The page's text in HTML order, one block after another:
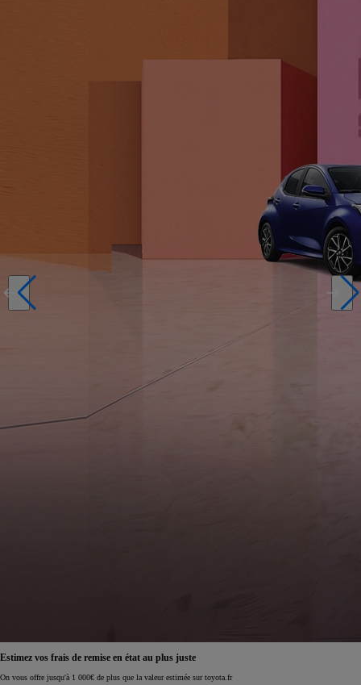
Réservez en ligne votre occasion pour 1€ seulement
Réservez en ligne